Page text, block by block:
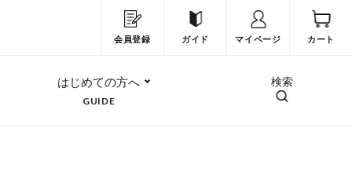
会員登録
ガイド マイページ カート
はじめての方へ
GUIDE
検索